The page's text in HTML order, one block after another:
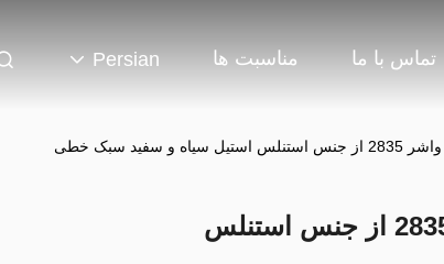
تماس با ما مناسبت ها Persian
IP20 IP65 اسکای لاین معلق وال واشر 2835 از جنس استنلس